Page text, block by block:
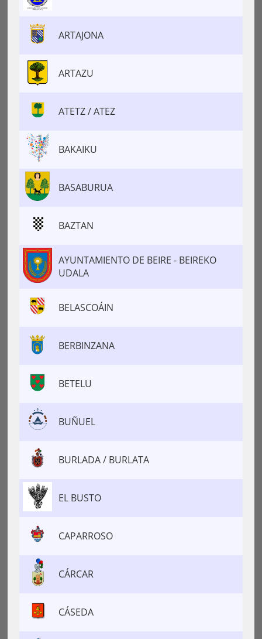
ARTAJONA
ARTAZU
ATETZ / ATEZ
BAKAIKU
BASABURUA
BAZTAN
AYUNTAMIENTO DE BEIRE - BEIREKO
UDALA
BELASCOÁIN
BERBINZANA
BETELU
BUÑUEL
BURLADA / BURLATA
EL BUSTO
CAPARROSO
CÁRCAR
CÁSEDA